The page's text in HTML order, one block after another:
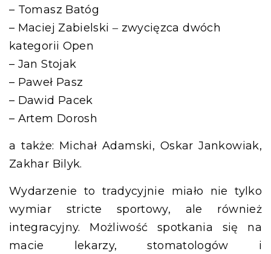
– Tomasz Batóg
– Maciej Zabielski‒zwycięzca dwóch
kategorii Open
– Jan Stojak
– Paweł Pasz
– Dawid Pacek
– Artem Dorosh
a także: Michał Adamski, Oskar Jankowiak,
Zakhar Bilyk.
Wydarzenie to tradycyjnie miało nie tylko
wymiar stricte sportowy, ale również
integracyjny. Możliwość spotkania się na
macie lekarzy, stomatologów i